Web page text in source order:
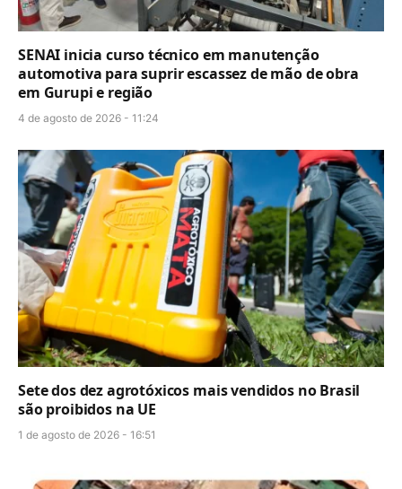
SENAI inicia curso técnico em manutenção
automotiva para suprir escassez de mão de obra
em Gurupi e região
4 de agosto de 2026 - 11:24
Sete dos dez agrotóxicos mais vendidos no Brasil
são proibidos na UE
1 de agosto de 2026 - 16:51